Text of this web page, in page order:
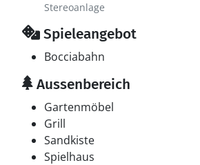
Stereoanlage
Spieleangebot
Bocciabahn
Aussenbereich
Gartenmöbel
Grill
Sandkiste
Spielhaus